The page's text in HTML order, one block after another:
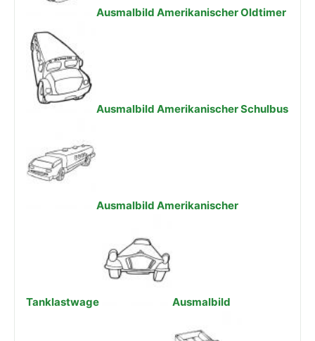
Ausmalbild Amerikanischer Oldtimer
Ausmalbild Amerikanischer Schulbus
Ausmalbild Amerikanischer
Tanklastwage Ausmalbild